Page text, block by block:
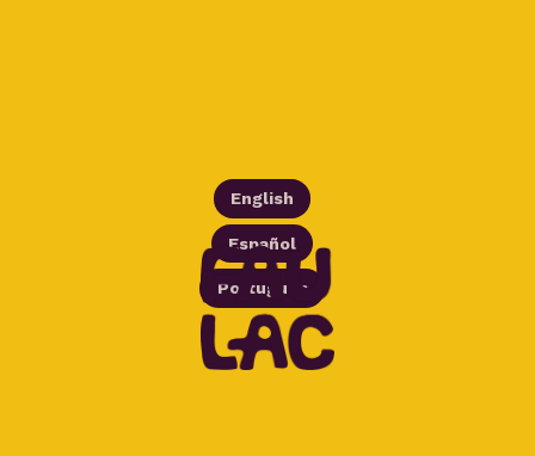
English
Español
Português